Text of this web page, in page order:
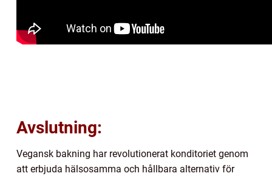
Avslutning:
Vegansk bakning har revolutionerat konditoriet genom
att erbjuda hälsosamma och hållbara alternativ för